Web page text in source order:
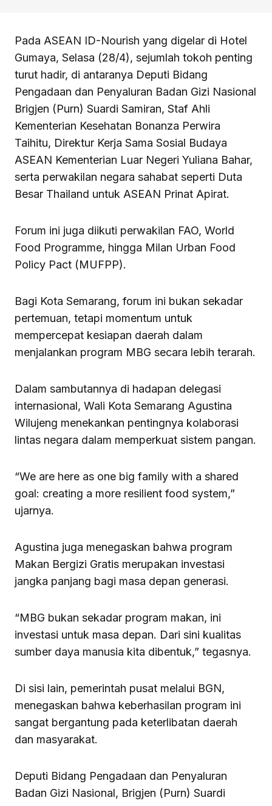
Pada ASEAN ID-Nourish yang digelar di Hotel
Gumaya, Selasa (28/4), sejumlah tokoh penting
turut hadir, di antaranya Deputi Bidang
Pengadaan dan Penyaluran Badan Gizi Nasional
Brigjen (Purn) Suardi Samiran, Staf Ahli
Kementerian Kesehatan Bonanza Perwira
Taihitu, Direktur Kerja Sama Sosial Budaya
ASEAN Kementerian Luar Negeri Yuliana Bahar,
serta perwakilan negara sahabat seperti Duta
Besar Thailand untuk ASEAN Prinat Apirat.
Forum ini juga diikuti perwakilan FAO, World
Food Programme, hingga Milan Urban Food
Policy Pact (MUFPP).
Bagi Kota Semarang, forum ini bukan sekadar
pertemuan, tetapi momentum untuk
mempercepat kesiapan daerah dalam
menjalankan program MBG secara lebih terarah.
Dalam sambutannya di hadapan delegasi
internasional, Wali Kota Semarang Agustina
Wilujeng menekankan pentingnya kolaborasi
lintas negara dalam memperkuat sistem pangan.
“We are here as one big family with a shared
goal: creating a more resilient food system,”
ujarnya.
Agustina juga menegaskan bahwa program
Makan Bergizi Gratis merupakan investasi
jangka panjang bagi masa depan generasi.
“MBG bukan sekadar program makan, ini
investasi untuk masa depan. Dari sini kualitas
sumber daya manusia kita dibentuk,” tegasnya.
Di sisi lain, pemerintah pusat melalui BGN,
menegaskan bahwa keberhasilan program ini
sangat bergantung pada keterlibatan daerah
dan masyarakat.
Deputi Bidang Pengadaan dan Penyaluran
Badan Gizi Nasional, Brigjen (Purn) Suardi